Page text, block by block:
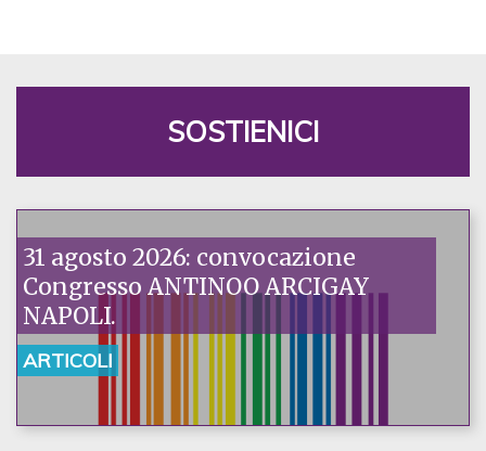
SOSTIENICI
31 agosto 2026: convocazione
Congresso ANTINOO ARCIGAY
NAPOLI.
ARTICOLI